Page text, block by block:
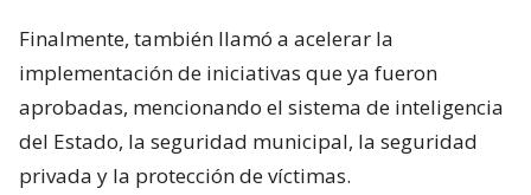
Finalmente, también llamó a acelerar la
implementación de iniciativas que ya fueron
aprobadas, mencionando el sistema de inteligencia
del Estado, la seguridad municipal, la seguridad
privada y la protección de víctimas.